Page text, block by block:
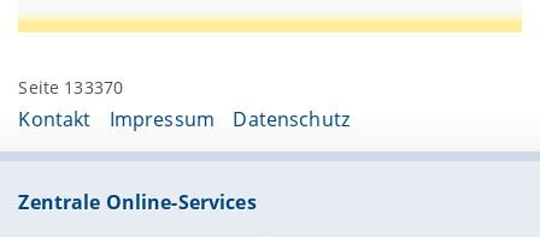
Seite 133370
Kontakt Impressum Datenschutz
Zentrale Online-Services